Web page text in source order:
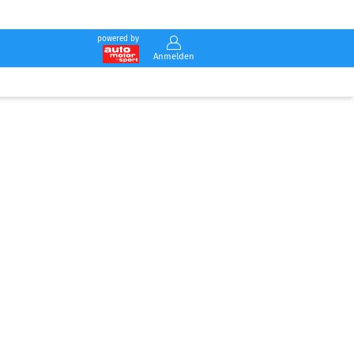
powered by
Anmelden